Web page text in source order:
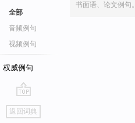
全部
音频例句
视频例句
权威例句
go
top
返回词典
书面语、论文例句。